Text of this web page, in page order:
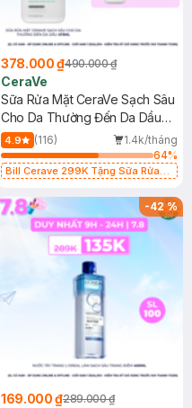
378.000 ₫490.000 ₫
CeraVe
Sữa Rửa Mặt CeraVe Sạch Sâu
Cho Da Thường Đến Da Dầu
473ml
4.9 (116)
1.4k/tháng
64%
Bill Cerave 299K Tặng Sữa Rửa
-42%
169.000 ₫289.000 ₫